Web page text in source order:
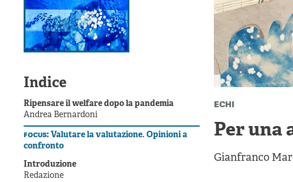
Indice
Ripensare il welfare dopo la pandemia
Andrea Bernardoni
focus:Valutare la valutazione. Opinioni a
confronto
Introduzione
Redazione
echi
Per una
Gianfranco